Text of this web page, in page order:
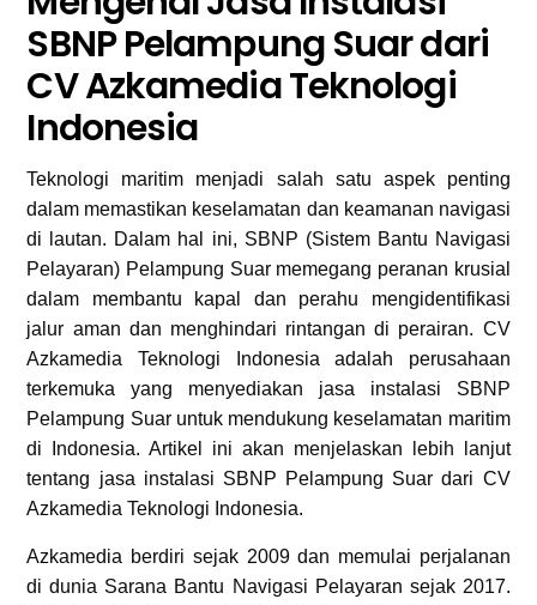
SBNP Pelampung Suar dari
CV Azkamedia Teknologi
Indonesia
Teknologi maritim menjadi salah satu aspek penting
dalam memastikan keselamatan dan keamanan navigasi
di lautan. Dalam hal ini, SBNP (Sistem Bantu Navigasi
Pelayaran) Pelampung Suar memegang peranan krusial
dalam membantu kapal dan perahu mengidentifikasi
jalur aman dan menghindari rintangan di perairan. CV
Azkamedia Teknologi Indonesia adalah perusahaan
terkemuka yang menyediakan jasa instalasi SBNP
Pelampung Suar untuk mendukung keselamatan maritim
di Indonesia. Artikel ini akan menjelaskan lebih lanjut
tentang jasa instalasi SBNP Pelampung Suar dari CV
Azkamedia Teknologi Indonesia.
Azkamedia berdiri sejak 2009 dan memulai perjalanan
di dunia Sarana Bantu Navigasi Pelayaran sejak 2017.